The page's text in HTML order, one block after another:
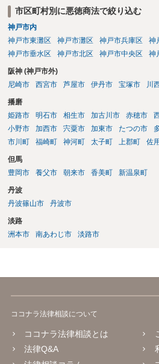
変わるかもしれませんが…
市区町村別に悪徳商法で絞り込む
神戸市内
神戸市東灘区
神戸市灘区 神戸市兵庫区 神
神戸市垂水区
神戸市北区 神戸市中央区 神
阪神 (神戸市外)
尼崎市
西宮市 芦屋市 伊丹市 宝塚市 川
播磨
姫路市
明石市 相生市 加古川市 赤穂市
小野市
加西市 宍粟市 加東市 たつの市
市川町
福崎町 神河町 太子町 上郡町 佐
但馬
豊岡市
養父市 朝来市 香美町 新温泉町
丹波
丹波篠山市
丹波市
淡路
洲本市
南あわじ市 淡路市
ココナラ法律相談について
ココナラ法律相談とは
法律Q&A